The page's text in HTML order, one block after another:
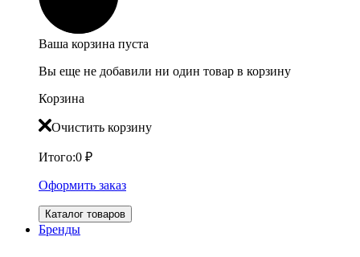
Ваша корзина пуста
Вы еще не добавили ни один товар в корзину
Корзина
Очистить корзину
Итого:0 ₽
Оформить заказ
Каталог товаров
Бренды